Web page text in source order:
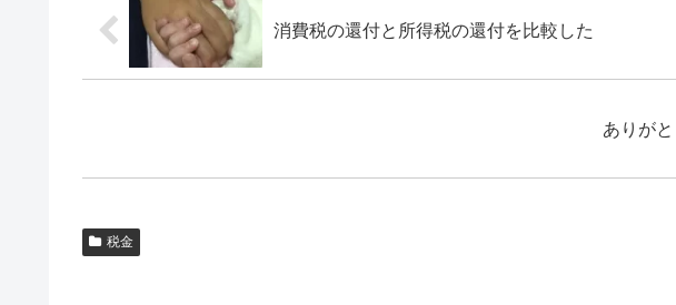
消費税の還付と所得税の還付を比較した
ありが
税金